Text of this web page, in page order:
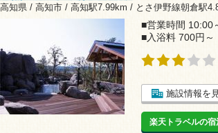
高知県 / 高知市 / 高知駅7.99km / とさ伊野線朝倉駅
■営業時間 10:00
■入浴料 700円～
施設情報を
楽天トラベルの